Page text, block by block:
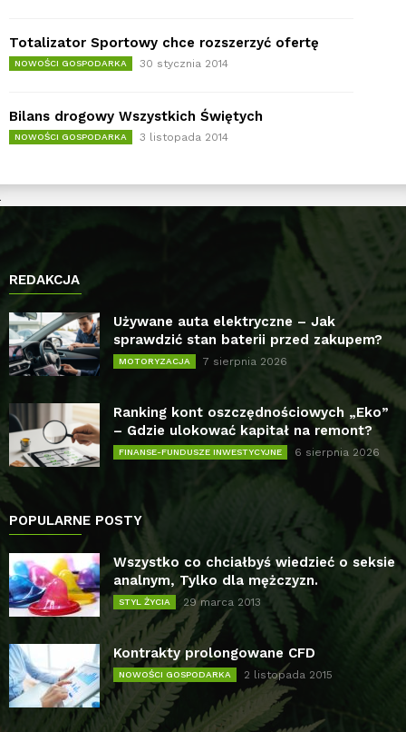
Totalizator Sportowy chce rozszerzyć ofertę
NOWOŚCI GOSPODARKA 30 stycznia 2014
Bilans drogowy Wszystkich Świętych
NOWOŚCI GOSPODARKA 3 listopada 2014
REDAKCJA
Używane auta elektryczne – Jak
sprawdzić stan baterii przed zakupem?
MOTORYZACJA 7 sierpnia 2026
Ranking kont oszczędnościowych „Eko”
– Gdzie ulokować kapitał na remont?
FINANSE-FUNDUSZE INWESTYCYJNE 6 sierpnia 2026
POPULARNE POSTY
Wszystko co chciałbyś wiedzieć o seksie
analnym, Tylko dla mężczyzn.
STYL ŻYCIA 29 marca 2013
Kontrakty prolongowane CFD
NOWOŚCI GOSPODARKA 2 listopada 2015